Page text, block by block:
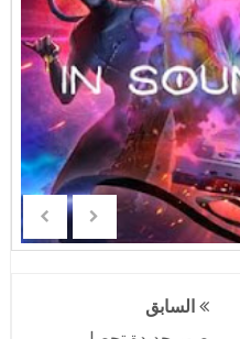
السابق